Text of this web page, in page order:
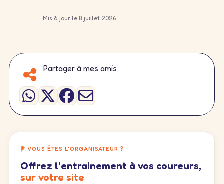
Mis à jour le 8 juillet 2026
Partager à mes amis
VOUS ÊTES L'ORGANISATEUR ?
Offrez l'entrainement à vos coureurs,
sur votre site